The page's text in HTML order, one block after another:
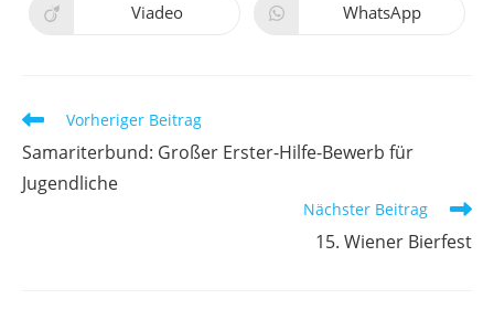
Viadeo WhatsApp
Vorheriger Beitrag
Samariterbund: Großer Erster-Hilfe-Bewerb für
Jugendliche
Nächster Beitrag
15. Wiener Bierfest